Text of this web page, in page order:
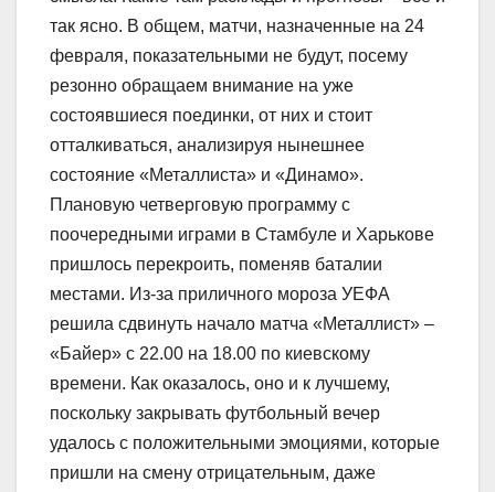
так ясно. В общем, матчи, назначенные на 24
февраля, показательными не будут, посему
резонно обращаем внимание на уже
состоявшиеся поединки, от них и стоит
отталкиваться, анализируя нынешнее
состояние «Металлиста» и «Динамо».
Плановую четверговую программу с
поочередными играми в Стамбуле и Харькове
пришлось перекроить, поменяв баталии
местами. Из-за приличного мороза УЕФА
решила сдвинуть начало матча «Металлист» –
«Байер» с 22.00 на 18.00 по киевскому
времени. Как оказалось, оно и к лучшему,
поскольку закрывать футбольный вечер
удалось с положительными эмоциями, которые
пришли на смену отрицательным, даже